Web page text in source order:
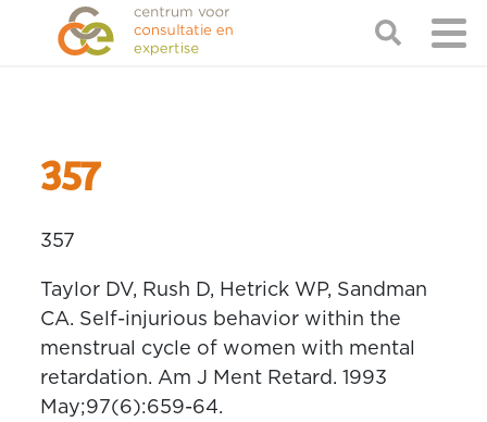
357
357
Taylor DV, Rush D, Hetrick WP, Sandman
CA. Self-injurious behavior within the
menstrual cycle of women with mental
retardation. Am J Ment Retard. 1993
May;97(6):659-64.